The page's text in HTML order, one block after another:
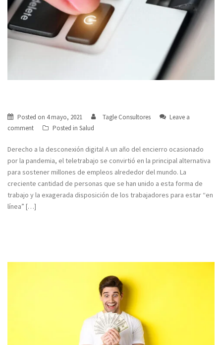
Posted on 4 mayo, 2021 Tagle Consultores
Leave a
comment
Posted in Salud
Derecho a la desconexión digital A un año del encierro ocasionado
por la pandemia, el teletrabajo se convirtió en la principal alternativa
para sostener millones de empleos alrededor del mundo. La
creciente cantidad de personas que se han unido a esta forma de
trabajo y la exagerada disposición de los trabajadores para estar “en
línea” […]